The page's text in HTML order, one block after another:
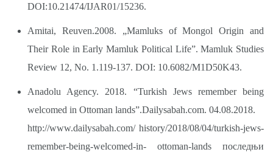
DOI:10.21474/IJAR01/15236.
Amitai, Reuven.2008. „Mamluks of Mongol Origin and
Their Role in Early Mamluk Political Life”. Mamluk Studies
Review 12, No. 1.119-137. DOI: 10.6082/M1D50K43.
Anadolu Agency. 2018. “Turkish Jews remember being
welcomed in Ottoman lands”.Dailysabah.com. 04.08.2018.
http://www.dailysabah.com/history/2018/08/04/turkish-jews-
remember-being-welcomed-in- ottoman-lands последњи